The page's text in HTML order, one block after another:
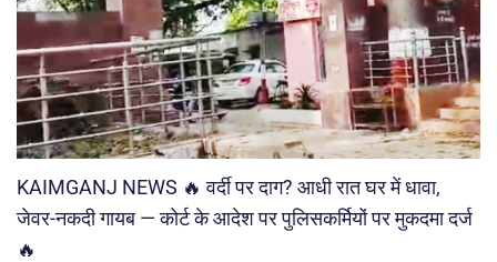
KAIMGANJ NEWS 🔥 वर्दी पर दाग? आधी रात घर में धावा,
जेवर-नकदी गायब — कोर्ट के आदेश पर पुलिसकर्मियों पर मुकदमा दर्ज
🔥